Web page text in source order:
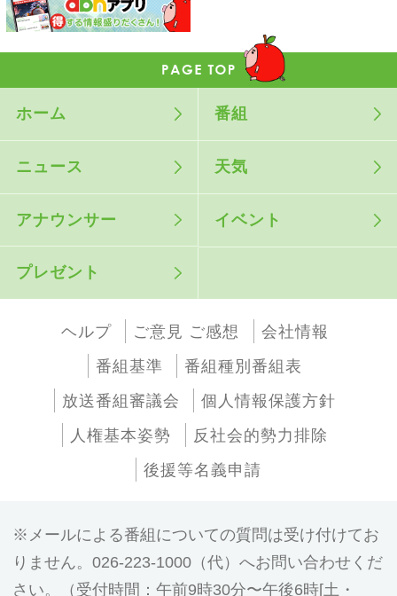
ホーム 番組
ニュース 天気
アナウンサー イベント
プレゼント
ヘルプ ご意見 ご感想
会社情報
番組基準
番組種別番組表
放送番組審議会
個人情報保護方針
人権基本姿勢
反社会的勢力排除
後援等名義申請
メールによる番組についての質問は受け付けてお
りません。026-223-1000（代）へお問い合わせくだ
さい。（受付時間：午前9時30分〜午後6時[土・